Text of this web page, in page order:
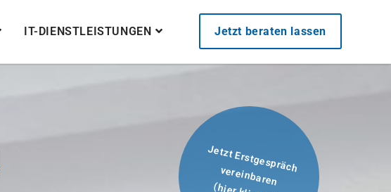
IT-DIENSTLEISTUNGEN Jetzt beraten lassen
Jetzt Erstgespräch
vereinbaren